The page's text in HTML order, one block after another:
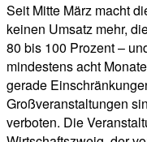
Seit Mitte März macht
keinen Umsatz mehr,
80 bis 100 Prozent –
mindestens acht
gerade
Großveranstaltungen
verboten. Die